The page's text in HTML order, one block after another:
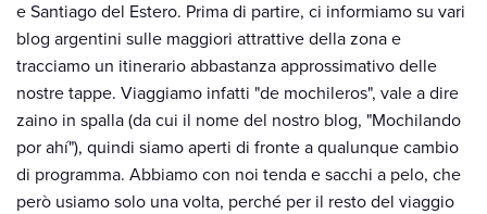
e Santiago del Estero. Prima di partire, ci informiamo su vari
blog argentini sulle maggiori attrattive della zona e
tracciamo un itinerario abbastanza approssimativo delle
nostre tappe. Viaggiamo infatti "de mochileros", vale a dire
zaino in spalla (da cui il nome del nostro blog, "Mochilando
por ahí"), quindi siamo aperti di fronte a qualunque cambio
di programma. Abbiamo con noi tenda e sacchi a pelo, che
però usiamo solo una volta, perché per il resto del viaggio